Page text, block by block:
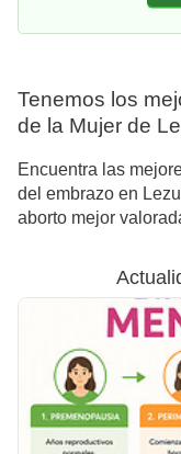
Tenemos los
de la Mujer de
Encuentra las
del embrazo en
aborto mejor